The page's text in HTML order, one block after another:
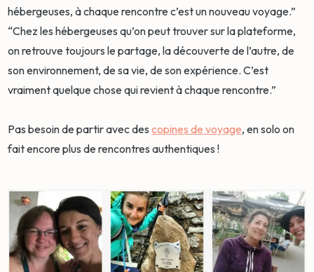
hébergeuses, à chaque rencontre c’est un nouveau voyage.”
“Chez les hébergeuses qu’on peut trouver sur la plateforme,
on retrouve toujours le partage, la découverte de l’autre, de
son environnement, de sa vie, de son expérience. C’est
vraiment quelque chose qui revient à chaque rencontre.”
Pas besoin de partir avec descopines de voyage, en solo on
fait encore plus de rencontres authentiques !